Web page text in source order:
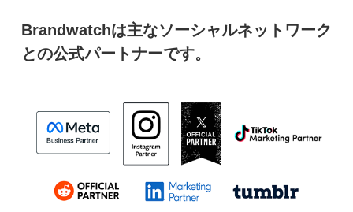
Brandwatchは主なソーシャルネットワーク
との公式パートナーです。